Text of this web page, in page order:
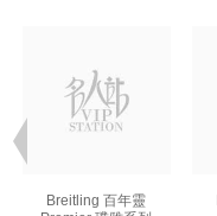
Breitling 百年靈